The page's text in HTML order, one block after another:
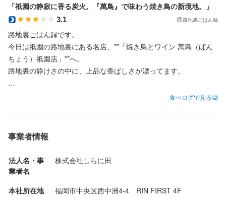
「祇園の静寂に香る炭火。『萬鳥』で味わう焼き鳥の新境地。」
3.1 路地裏ごはん録
路地裏ごはん録です。
今日は祇園の路地裏にある名店、**「焼き鳥とワイン 萬鳥（ばん
ちょう）祇園店」**へ。
路地裏の静けさの中に、上品な香ばしさが漂ってます。
合わせるのは、芋焼酎「きろく」のロック。
きたきたー！！
まずはたたき。しっとりレアな火入れで、噛むたびに旨みが広が
柚子胡椒、わさび、生姜、刻みネギ、醤油、ポン酢……どれと合
食べログで見る
事業者情報
法人名・事
業者名
株式会社しらに田
本社所在地
福岡市中央区西中洲4-4　RIN FIRST 4F